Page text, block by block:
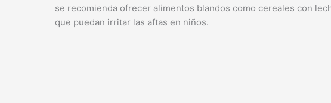
se recomienda ofrecer alimentos blandos como cereales con
que puedan irritar las aftas en niños.